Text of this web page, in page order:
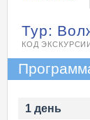
Тур:
КОД
1 день